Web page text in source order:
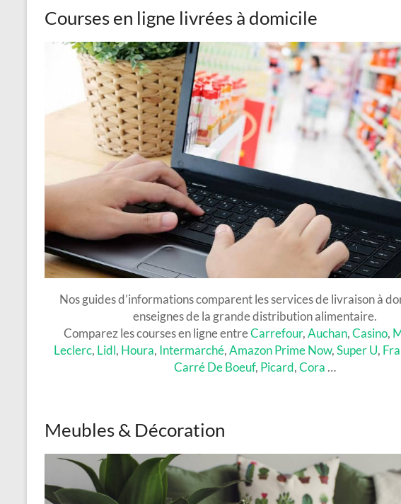
Courses en ligne livrées à domicile
Nos guides d’informations comparent les services de livraison à
enseignes de la grande distribution alimentaire.
Comparez les courses en ligne entreCarrefour,Auchan,Casino,
Leclerc, Lidl, Houra, Intermarché,Amazon Prime Now,Super U,
Carré De Boeuf, Picard,Cora …
Meubles & Décoration